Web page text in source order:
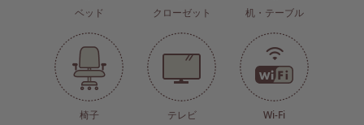
ベッド クローゼット 机・テーブル
椅子 テレビ Wi-Fi